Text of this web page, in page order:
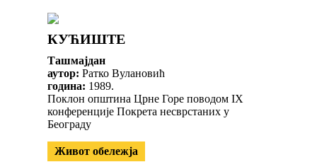
КУЋИШТЕ
Ташмајдан
аутор: Ратко Вулановић
година: 1989.
Поклон општина Црне Горе поводом IX
конференције Покрета несврстаних у
Београду
Живот обележја